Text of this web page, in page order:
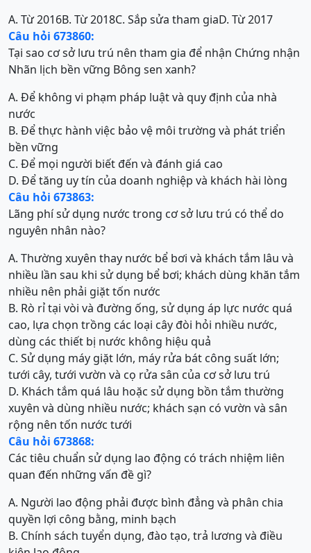
A. Từ 2016B. Từ 2018C. Sắp sửa tham giaD. Từ 2017
Câu hỏi 673860:
Tại sao cơ sở lưu trú nên tham gia để nhận Chứng nhận
Nhãn lịch bền vững Bông sen xanh?
A. Để không vi phạm pháp luật và quy định của nhà
nước
B. Để thực hành việc bảo vệ môi trường và phát triển
bền vững
C. Để mọi người biết đến và đánh giá cao
D. Để tăng uy tín của doanh nghiệp và khách hài lòng
Câu hỏi 673863:
Lãng phí sử dụng nước trong cơ sở lưu trú có thể do
nguyên nhân nào?
A. Thường xuyên thay nước bể bơi và khách tắm lâu và
nhiều lần sau khi sử dụng bể bơi; khách dùng khăn tắm
nhiều nên phải giặt tốn nước
B. Rò rỉ tại vòi và đường ống, sử dụng áp lực nước quá
cao, lựa chọn trồng các loại cây đòi hỏi nhiều nước,
dùng các thiết bị nước không hiệu quả
C. Sử dụng máy giặt lớn, máy rửa bát công suất lớn;
tưới cây, tưới vườn và cọ rửa sân của cơ sở lưu trú
D. Khách tắm quá lâu hoặc sử dụng bồn tắm thường
xuyên và dùng nhiều nước; khách sạn có vườn và sân
rộng nên tốn nước tưới
Câu hỏi 673868:
Các tiêu chuẩn sử dụng lao động có trách nhiệm liên
quan đến những vấn đề gì?
A. Người lao động phải được bình đẳng và phân chia
quyền lợi công bằng, minh bạch
B. Chính sách tuyển dụng, đào tạo, trả lương và điều